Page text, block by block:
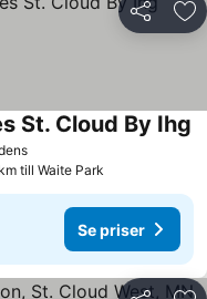
Dela
St. Cloud By Ihg
till Waite Park
Se priser